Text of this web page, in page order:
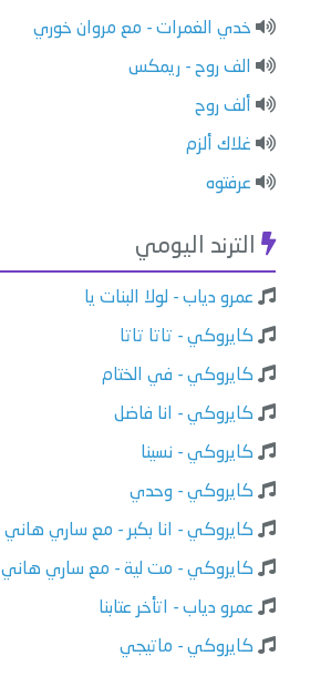
خدي الغمرات - مع مروان خوري
الف روح - ريمكس
ألف روح
غلاك ألزم
عرفتوه
الترند اليومي
عمرو دياب - لولا البنات يا
كايروكي - تاتا تاتا
كايروكي - في الختام
كايروكي - انا فاضل
كايروكي - نسينا
كايروكي - وحدي
كايروكي - انا بكبر - مع ساري هاني
كايروكي - مت لية - مع ساري هاني
عمرو دياب - اتأخر عتابنا
كايروكي - ماتيجي